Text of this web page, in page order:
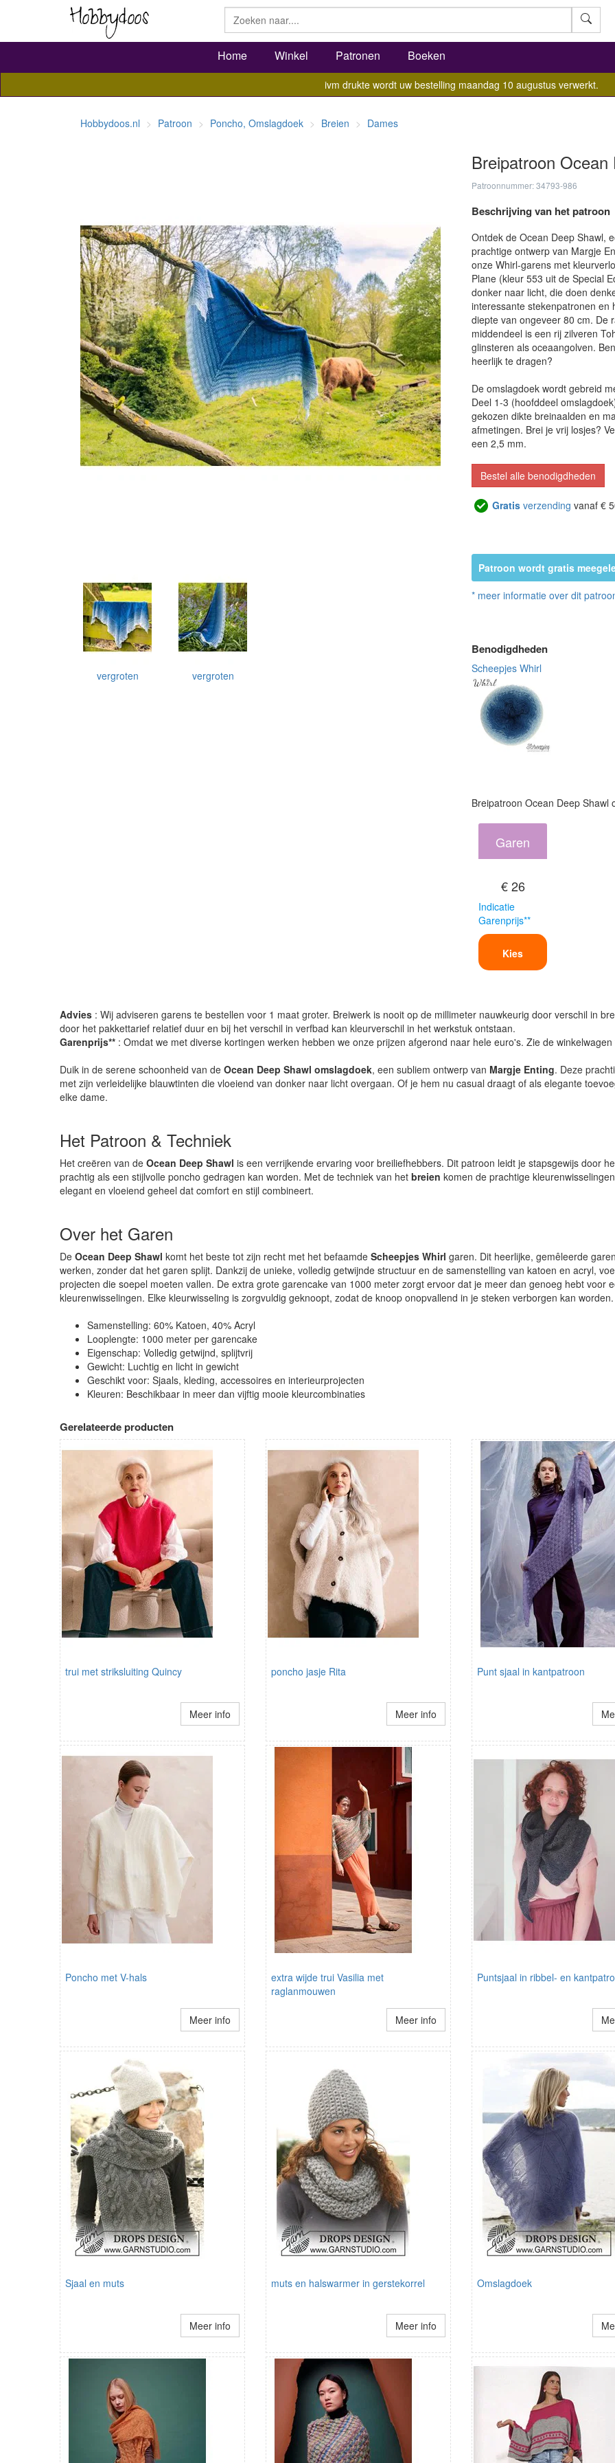
Home Winkel Patronen Boeken
ivm drukte wordt uw bestelling maandag 10 augustus verwerkt.
Hobbydoos.nl Patroon Poncho, Omslagdoek Breien Dames
vergroten vergroten
Breipatroon
Patroonnummer: 34793-986
Beschrijving van het patroon
Ontdek de Ocean Deep Shawl,
prachtige ontwerp van Margje
onze Whirl-garens met
Plane (kleur 553 uit de Special
donker naar licht, die doen
interessante stekenpatronen en
diepte van ongeveer 80 cm. De
middendeel is een rij zilveren
glinsteren als oceaangolven.
heerlijk te dragen?
De omslagdoek wordt gebreid
Deel 1-3 (hoofddeel
gekozen dikte breinaalden en
afmetingen. Brei je vrij losjes?
een 2,5 mm.
Bestel alle benodigdheden
Gratis verzending vanaf €
Patroon wordt gratis
* meer informatie over dit
Benodigdheden
Scheepjes Whirl
Breipatroon Ocean Deep Shawl
Garen
€ 26
Indicatie
Garenprijs**
Kies
Advies : Wij adviseren garens te bestellen voor 1 maat groter. Breiwerk is nooit op de millimeter nauwkeurig door verschil in
door het pakkettarief relatief duur en bij het verschil in verfbad kan kleurverschil in het werkstuk ontstaan.
Garenprijs** : Omdat we met diverse kortingen werken hebben we onze prijzen afgerond naar hele euro's. Zie de
Duik in de serene schoonheid van de Ocean Deep Shawl omslagdoek, een subliem ontwerp van Margje Enting. Deze
met zijn verleidelijke blauwtinten die vloeiend van donker naar licht overgaan. Of je hem nu casual draagt of als elegante
elke dame.
Het Patroon & Techniek
Het creëren van de Ocean Deep Shawl is een verrijkende ervaring voor breiliefhebbers. Dit patroon leidt je stapsgewijs door
prachtig als een stijlvolle poncho gedragen kan worden. Met de techniek van het breien komen de prachtige
elegant en vloeiend geheel dat comfort en stijl combineert.
Over het Garen
De Ocean Deep Shawl komt het beste tot zijn recht met het befaamde Scheepjes Whirl garen. Dit heerlijke, gemêleerde
werken, zonder dat het garen splijt. Dankzij de unieke, volledig getwijnde structuur en de samenstelling van katoen en acryl,
projecten die soepel moeten vallen. De extra grote garencake van 1000 meter zorgt ervoor dat je meer dan genoeg hebt voor
kleurenwisselingen. Elke kleurwisseling is zorgvuldig geknoopt, zodat de knoop onopvallend in je steken verborgen kan worden.
Samenstelling: 60% Katoen, 40% Acryl
Looplengte: 1000 meter per garencake
Eigenschap: Volledig getwijnd, splijtvrij
Gewicht: Luchtig en licht in gewicht
Geschikt voor: Sjaals, kleding, accessoires en interieurprojecten
Kleuren: Beschikbaar in meer dan vijftig mooie kleurcombinaties
Gerelateerde producten
trui met striksluiting Quincy
Meer info
poncho jasje Rita
Meer info
Punt sjaal in kantpatroon
Poncho met V-hals
Meer info
extra wijde trui Vasilia met
raglanmouwen
Meer info
Puntsjaal in ribbel- en
Sjaal en muts
Meer info
muts en halswarmer in gerstekorrel
Meer info
Omslagdoek